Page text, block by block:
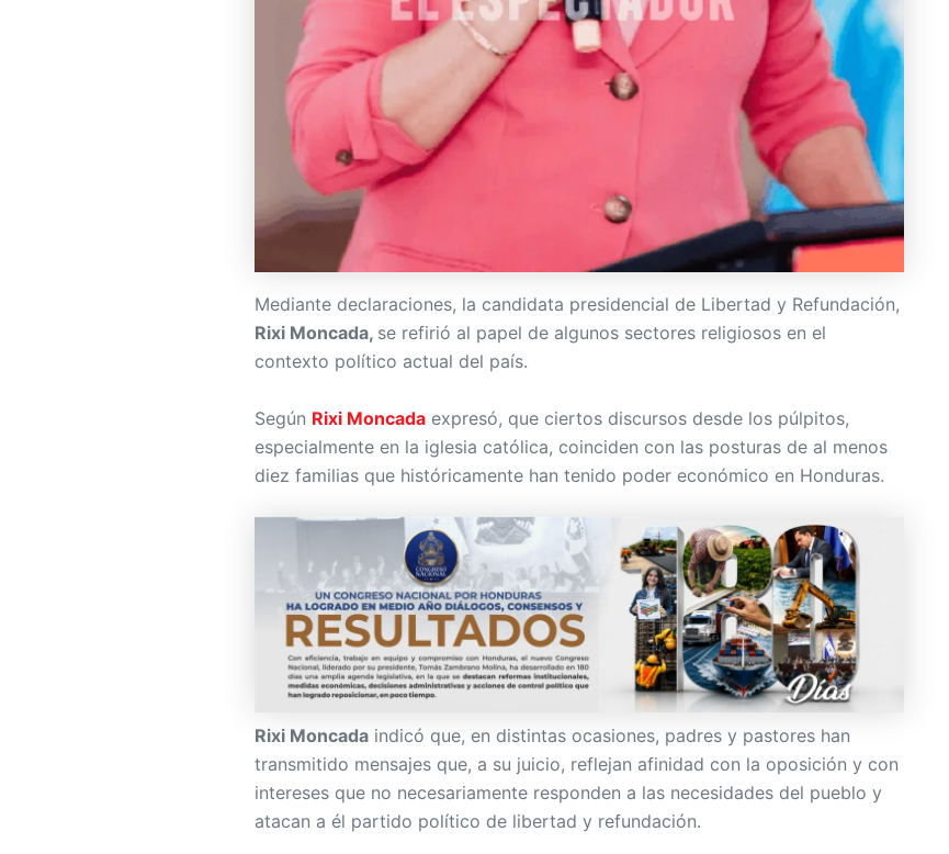
Mediante declaraciones, la candidata presidencial de Libertad y Refundación,
Rixi Moncada, se refirió al papel de algunos sectores religiosos en el
contexto político actual del país.
Según Rixi Moncada expresó, que ciertos discursos desde los púlpitos,
especialmente en la iglesia católica, coinciden con las posturas de al menos
diez familias que históricamente han tenido poder económico en Honduras.
Rixi Moncada indicó que, en distintas ocasiones, padres y pastores han
transmitido mensajes que, a su juicio, reflejan afinidad con la oposición y con
intereses que no necesariamente responden a las necesidades del pueblo y
atacan a él partido político de libertad y refundación.